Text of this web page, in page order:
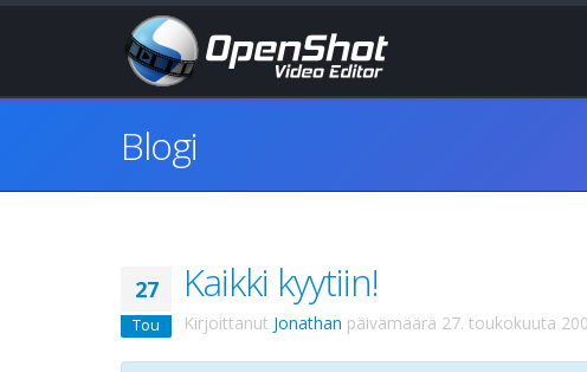
Blogi
27
Tou
Kaikki kyytiin!
Kirjoittanut Jonathan päivämäärä 27. toukokuuta